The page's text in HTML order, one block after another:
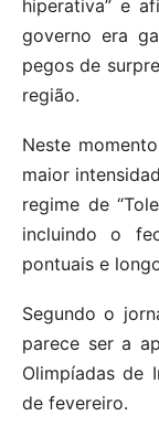
hiperativa” e
governo era
pegos de
região.
Neste
maior
regime de
incluindo o
pontuais e
Segundo o
parece ser a
Olimpíadas de
de fevereiro.